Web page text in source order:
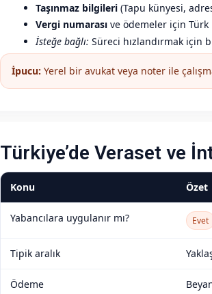
Taşınmaz bilgileri (Tapu künyesi,
Vergi numarası ve ödemeler için
İsteğe bağlı: Süreci hızlandırmak için
İpucu: Yerel bir avukat veya noter ile
Türkiye’de Veraset ve
Konu Özet
Yabancılara uygulanır mı? Evet
Tipik aralık
Ödeme